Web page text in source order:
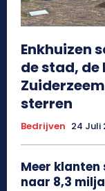
Enkhuizen
de stad, de
sterren
Bedrijven 24 Juli
Meer
naar 8,3